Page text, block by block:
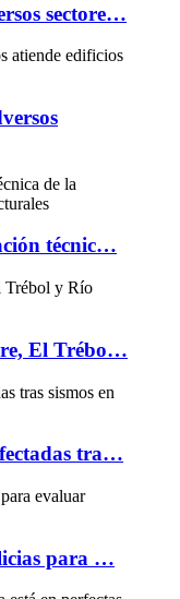
sectore…
técnic…
El Trébo…
tra…
para …